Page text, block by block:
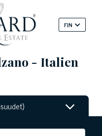
FIN
- Italien